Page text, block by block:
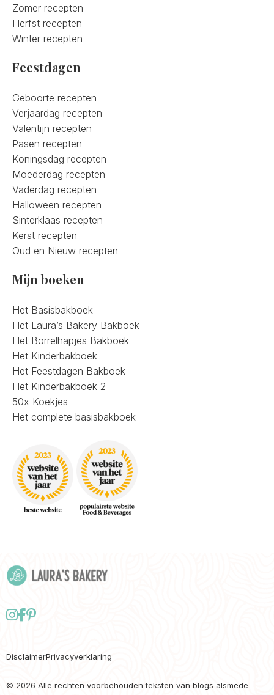
Zomer recepten
Herfst recepten
Winter recepten
Feestdagen
Geboorte recepten
Verjaardag recepten
Valentijn recepten
Pasen recepten
Koningsdag recepten
Moederdag recepten
Vaderdag recepten
Halloween recepten
Sinterklaas recepten
Kerst recepten
Oud en Nieuw recepten
Mijn boeken
Het Basisbakboek
Het Laura’s Bakery Bakboek
Het Borrelhapjes Bakboek
Het Kinderbakboek
Het Feestdagen Bakboek
Het Kinderbakboek 2
50x Koekjes
Het complete basisbakboek
Follow
on
Delen
Facebook
Pinterest
DisclaimerPrivacyverklaring
© 2026 Alle rechten voorbehouden teksten van blogs alsmede